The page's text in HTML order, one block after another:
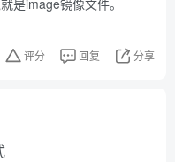
是image镜像文件。
评分 回复 分享